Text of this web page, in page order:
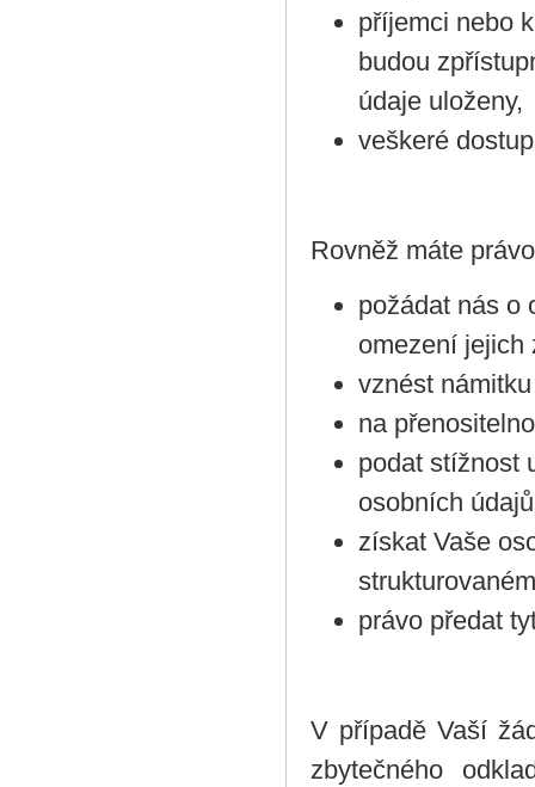
příjemci nebo
budou
údaje uloženy,
veškeré
Rovněž máte
požádat nás o
omezení jejich
vznést
na
podat stížnost
osobních údajů
získat Vaše
právo předat
V případě Vaší
zbytečného